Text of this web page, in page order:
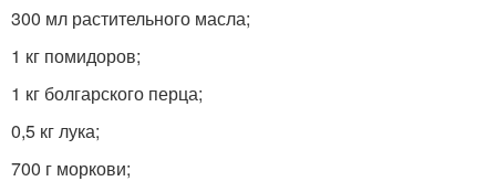
300 мл растительного масла;
1 кг помидоров;
1 кг болгарского перца;
0,5 кг лука;
700 г моркови;